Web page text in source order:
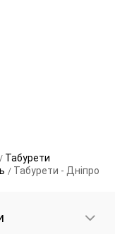
Табурети
Табурети - Дніпро